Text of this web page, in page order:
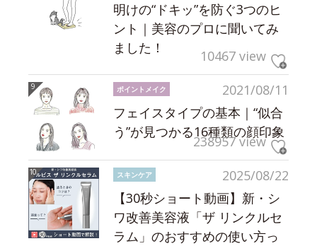
明けの“ドキッ”を防ぐ3つのヒ
ント｜美容のプロに聞いてみ
ました！
10467 view
2021/08/11
ポイントメイク
フェイスタイプの基本｜“似合
う”が見つかる16種類の顔印象
238957 view
2025/08/22
スキンケア
【30秒ショート動画】新・シ
ワ改善美容液「ザ リンクルセ
ラム」のおすすめの使い方っ